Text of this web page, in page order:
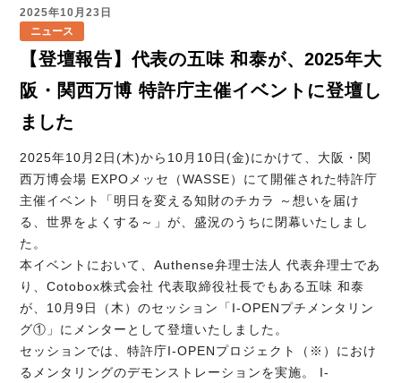
2025年10月23日
ニュース
【登壇報告】代表の五味 和泰が、2025年大
阪・関西万博 特許庁主催イベントに登壇し
ました
2025年10月2日(木)から10月10日(金)にかけて、大阪・関
西万博会場 EXPOメッセ（WASSE）にて開催された特許庁
主催イベント「明日を変える知財のチカラ ～想いを届け
る、世界をよくする～」が、盛況のうちに閉幕いたしまし
た。
本イベントにおいて、Authense弁理士法人 代表弁理士であ
り、Cotobox株式会社 代表取締役社長でもある五味 和泰
が、10月9日（木）のセッション「I-OPENプチメンタリン
グ①」にメンターとして登壇いたしました。
セッションでは、特許庁I-OPENプロジェクト（※）におけ
るメンタリングのデモンストレーションを実施。 I-